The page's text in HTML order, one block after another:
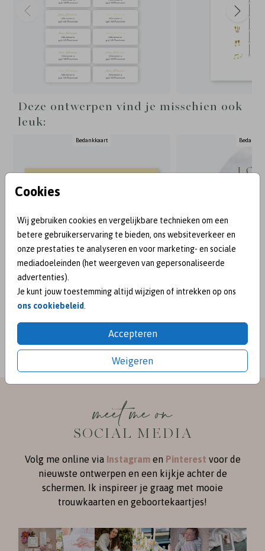
Cookies
Wij gebruiken cookies en vergelijkbare technieken om een
betere gebruikerservaring te bieden, ons websiteverkeer en
onze prestaties te analyseren en voor marketing- en sociale
mediadoeleinden (het weergeven van gepersonaliseerde
advertenties).
Je kunt jouw toestemming altijd wijzigen of intrekken op ons
ons cookiebeleid
Accepteren
Weigeren
Deze ontwerpen vind je misschien ook
leuk:
Bedankkaart
meet me on
SOCIAL MEDIA
Volg me online via Instagramen Pinterest voor de
nieuwste ontwerpen en een kijkje achter de
schermen. Ik inspireer je graag met mooie
trouwkaarten en geboortekaartjes!